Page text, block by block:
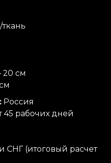
см
Россия
45 рабочих дней
СНГ (итоговый расчет